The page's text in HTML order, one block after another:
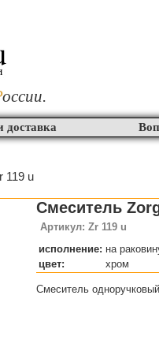
оссии.
доставка
119 u
Смеситель
Артикул: Zr 119 u
исполнение: на
цвет:
хром
Cмеситель